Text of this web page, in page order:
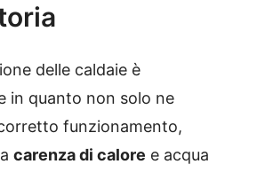
delle caldaie è
in quanto non solo ne
funzionamento,
carenza di calore e acqua